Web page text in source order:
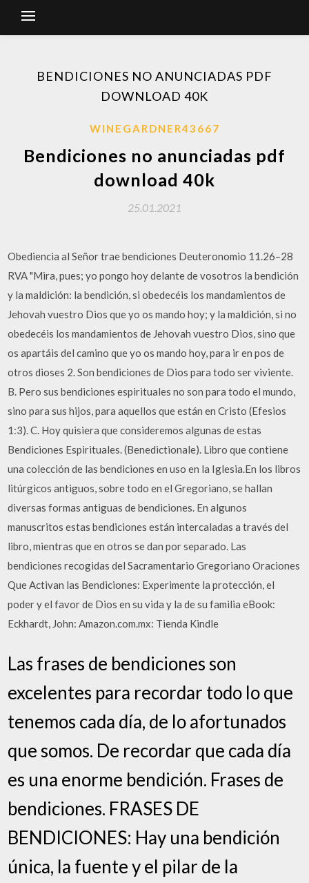
BENDICIONES NO ANUNCIADAS PDF
DOWNLOAD 40K
WINEGARDNER43667
Bendiciones no anunciadas pdf
download 40k
25.01.2021
Obediencia al Señor trae bendiciones Deuteronomio 11.26–28
RVA "Mira, pues; yo pongo hoy delante de vosotros la bendición
y la maldición: la bendición, si obedecéis los mandamientos de
Jehovah vuestro Dios que yo os mando hoy; y la maldición, si no
obedecéis los mandamientos de Jehovah vuestro Dios, sino que
os apartáis del camino que yo os mando hoy, para ir en pos de
otros dioses 2. Son bendiciones de Dios para todo ser viviente.
B. Pero sus bendiciones espirituales no son para todo el mundo,
sino para sus hijos, para aquellos que están en Cristo (Efesios
1:3). C. Hoy quisiera que consideremos algunas de estas
Bendiciones Espirituales. (Benedictionale). Libro que contiene
una colección de las bendiciones en uso en la Iglesia.En los libros
litúrgicos antiguos, sobre todo en el Gregoriano, se hallan
diversas formas antiguas de bendiciones. En algunos
manuscritos estas bendiciones están intercaladas a través del
libro, mientras que en otros se dan por separado. Las
bendiciones recogidas del Sacramentario Gregoriano Oraciones
Que Activan las Bendiciones: Experimente la protección, el
poder y el favor de Dios en su vida y la de su familia eBook:
Eckhardt, John: Amazon.com.mx: Tienda Kindle
Las frases de bendiciones son
excelentes para recordar todo lo que
tenemos cada día, de lo afortunados
que somos. De recordar que cada día
es una enorme bendición. Frases de
bendiciones. FRASES DE
BENDICIONES: Hay una bendición
única, la fuente y el pilar de la